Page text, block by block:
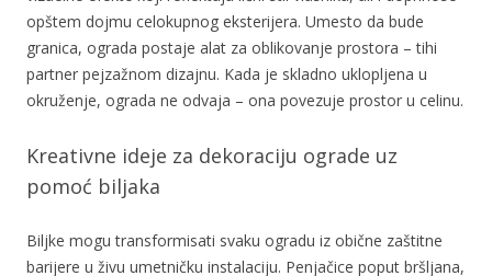
opštem dojmu celokupnog eksterijera. Umesto da bude
granica, ograda postaje alat za oblikovanje prostora – tihi
partner pejzažnom dizajnu. Kada je skladno uklopljena u
okruženje, ograda ne odvaja – ona povezuje prostor u celinu.
Kreativne ideje za dekoraciju ograde uz
pomoć biljaka
Biljke mogu transformisati svaku ogradu iz obične zaštitne
barijere u živu umetničku instalaciju. Penjačice poput bršljana,